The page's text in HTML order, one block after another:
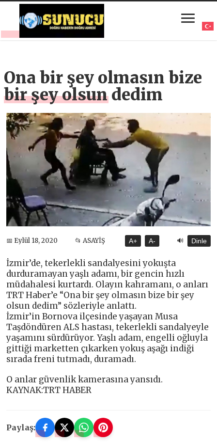
Ona bir şey olmasın bize
bir şey olsun dedim
📅 Eylül 18, 2020 📂 ASAYİŞ A+ A- 🔊 Dinle
İzmir’de, tekerlekli sandalyesini yokuşta
durduramayan yaşlı adamı, bir gencin hızlı
müdahalesi kurtardı. Olayın kahramanı, o anları
TRT Haber’e “Ona bir şey olmasın bize bir şey
olsun dedim” sözleriyle anlattı.
İzmir’in Bornova ilçesinde yaşayan Musa
Taşdöndüren ALS hastası, tekerlekli sandalyeyle
yaşamını sürdürüyor. Yaşlı adam, engelli oğluyla
gittiği marketten çıkarken yokuş aşağı indiği
sırada freni tutmadı, duramadı.
O anlar güvenlik kamerasına yansıdı.
KAYNAK:TRT HABER
Paylaş: